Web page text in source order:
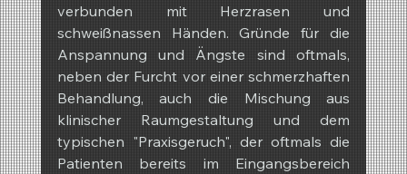
verbunden mit Herzrasen und
schweißnassen Händen. Gründe für die
Anspannung und Ängste sind oftmals,
neben der Furcht vor einer schmerzhaften
Behandlung, auch die Mischung aus
klinischer Raumgestaltung und dem
typischen "Praxisgeruch", der oftmals die
Patienten bereits im Eingangsbereich